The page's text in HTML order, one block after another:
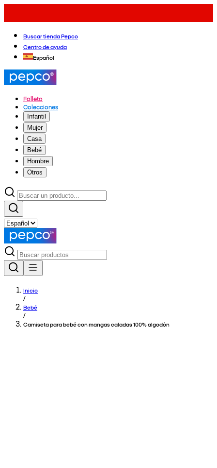
Buscar tienda Pepco
Centro de ayuda
Español
Folleto
Colecciones
Infantil
Mujer
Casa
Bebé
Hombre
Otros
Inicio
/
Bebé
/
Camiseta para bebé con mangas caladas 100% algodón